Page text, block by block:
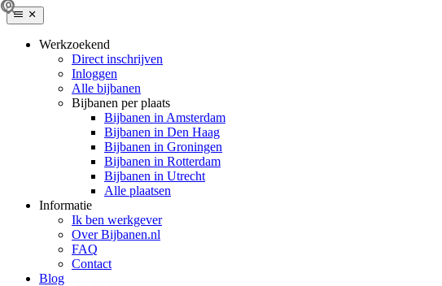
Werkzoekend
Direct inschrijven
Inloggen
Alle bijbanen
Bijbanen per plaats
Bijbanen in Amsterdam
Bijbanen in Den Haag
Bijbanen in Groningen
Bijbanen in Rotterdam
Bijbanen in Utrecht
Alle plaatsen
Informatie
Ik ben werkgever
Over Bijbanen.nl
FAQ
Contact
Blog